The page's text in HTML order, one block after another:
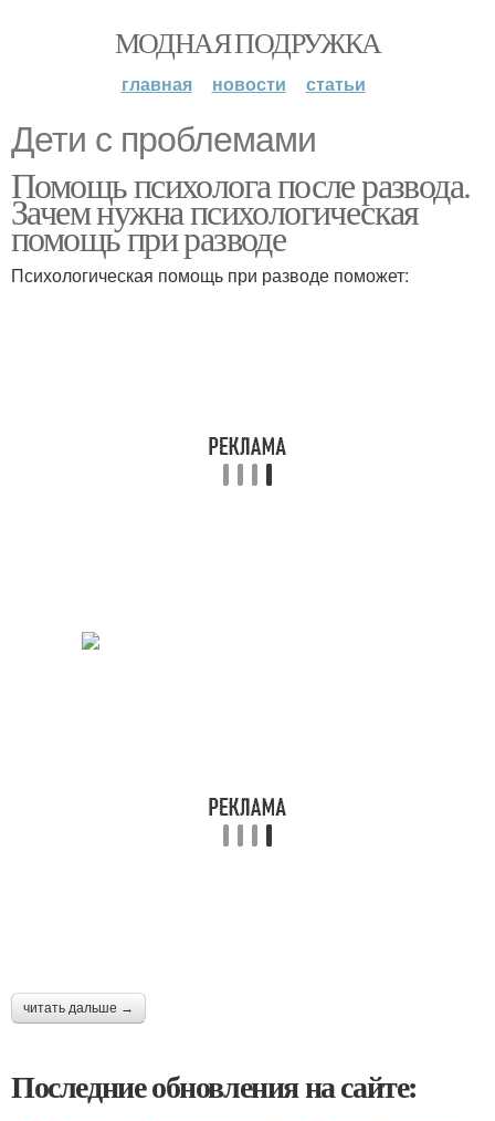
МОДНАЯ ПОДРУЖКА
главная новости статьи
Дети с проблемами
Помощь психолога после развода.
Зачем нужна психологическая
помощь при разводе
Психологическая помощь при разводе поможет:
читать дальше →
Последние обновления на сайте: